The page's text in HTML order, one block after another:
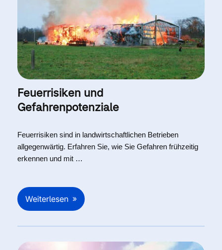
Feuerrisiken und
Gefahrenpotenziale
Feuerrisiken sind in landwirtschaftlichen Betrieben
allgegenwärtig. Erfahren Sie, wie Sie Gefahren frühzeitig
erkennen und mit …
Weiterlesen